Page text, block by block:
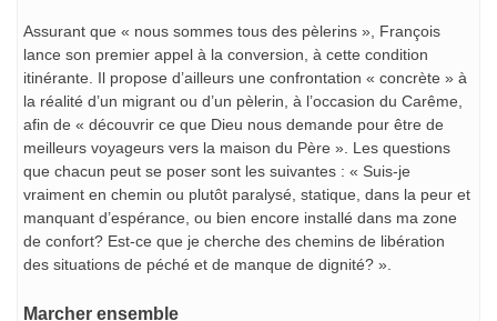
Assurant que « nous sommes tous des pèlerins », François
lance son premier appel à la conversion, à cette condition
itinérante. Il propose d’ailleurs une confrontation « concrète » à
la réalité d’un migrant ou d’un pèlerin, à l’occasion du Carême,
afin de « découvrir ce que Dieu nous demande pour être de
meilleurs voyageurs vers la maison du Père ». Les questions
que chacun peut se poser sont les suivantes : « Suis-je
vraiment en chemin ou plutôt paralysé, statique, dans la peur et
manquant d’espérance, ou bien encore installé dans ma zone
de confort? Est-ce que je cherche des chemins de libération
des situations de péché et de manque de dignité? ».
Marcher ensemble